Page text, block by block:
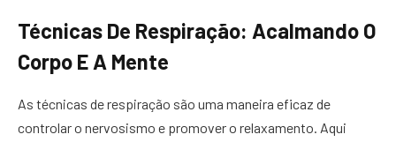
Técnicas De Respiração: Acalmando O
Corpo E A Mente
As técnicas de respiração são uma maneira eficaz de
controlar o nervosismo e promover o relaxamento. Aqui